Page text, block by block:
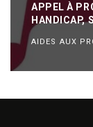
APPEL À
HANDICAP,
AIDES AUX